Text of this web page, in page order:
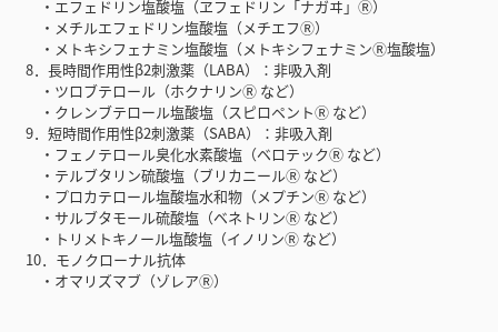
・エフェドリン塩酸塩（ヱフェドリン「ナガヰ」Ⓡ）
・メチルエフェドリン塩酸塩（メチエフⓇ）
・メトキシフェナミン塩酸塩（メトキシフェナミンⓇ塩酸塩）
8．長時間作用性β2刺激薬（LABA）：非吸入剤
・ツロブテロール（ホクナリンⓇ など）
・クレンブテロール塩酸塩（スピロペントⓇ など）
9．短時間作用性β2刺激薬（SABA）：非吸入剤
・フェノテロール臭化水素酸塩（ベロテックⓇ など）
・テルブタリン硫酸塩（ブリカニールⓇ など）
・プロカテロール塩酸塩水和物（メプチンⓇ など）
・サルブタモール硫酸塩（ベネトリンⓇ など）
・トリメトキノール塩酸塩（イノリンⓇ など）
10．モノクローナル抗体
・オマリズマブ（ゾレアⓇ）